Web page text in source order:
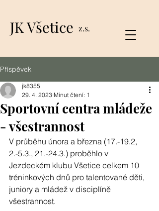
JK Všetice z.s.
Příspěvek
Sportovní centra mládeže
- všestrannost
jk8355
29. 4. 2023 Minut čtení: 1
V průběhu února a března (17.-19.2,
2.-5.3., 21.-24.3.) proběhlo v
Jezdeckém klubu Všetice celkem 10
tréninkových dnů pro talentované děti,
juniory a mládež v disciplíně
všestrannost.